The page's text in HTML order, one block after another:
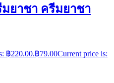
ยาชา ครีมยาชา
฿220.00.฿79.00Current price is: